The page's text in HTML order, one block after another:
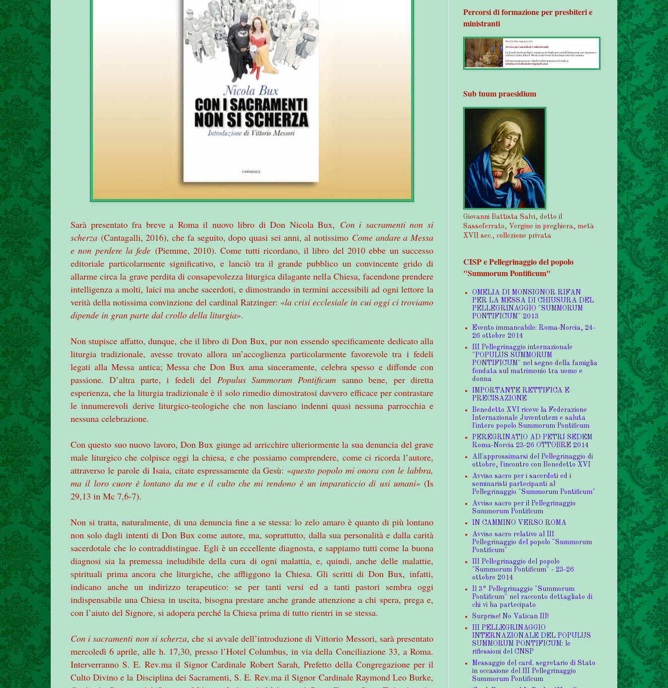
Sarà presentato fra breve a Roma il nuovo libro di Don Nicola Bux, Con i sacramenti non si
scherza (Cantagalli, 2016), che fa seguito, dopo quasi sei anni, al notissimo Come andare a Messa
e non perdere la fede (Piemme, 2010). Come tutti ricordano, il libro del 2010 ebbe un successo
editoriale particolarmente significativo, e lanciò tra il grande pubblico un convincente grido di
allarme circa la grave perdita di consapevolezza liturgica dilagante nella Chiesa, facendone prendere
intelligenza a molti, laici ma anche sacerdoti, e dimostrando in termini accessibili ad ogni lettore la
verità della notissima convinzione del cardinal Ratzinger: «la crisi ecclesiale in cui oggi ci troviamo
dipende in gran parte dal crollo della liturgia».
Non stupisce affatto, dunque, che il libro di Don Bux, pur non essendo specificamente dedicato alla
liturgia tradizionale, avesse trovato allora un’accoglienza particolarmente favorevole tra i fedeli
legati alla Messa antica; Messa che Don Bux ama sinceramente, celebra spesso e diffonde con
passione. D’altra parte, i fedeli del Populus Summorum Pontificum sanno bene, per diretta
esperienza, che la liturgia tradizionale è il solo rimedio dimostratosi davvero efficace per contrastare
le innumerevoli derive liturgico-teologiche che non lasciano indenni quasi nessuna parrocchia e
nessuna celebrazione.
Con questo suo nuovo lavoro, Don Bux giunge ad arricchire ulteriormente la sua denuncia del grave
male liturgico che colpisce oggi la chiesa, e che possiamo comprendere, come ci ricorda l’autore,
attraverso le parole di Isaia, citate espressamente da Gesù: «questo popolo mi onora con le labbra,
ma il loro cuore è lontano da me e il culto che mi rendono è un imparaticcio di usi umani» (Is
29,13 in Mc 7,6-7).
Non si tratta, naturalmente, di una denuncia fine a se stessa: lo zelo amaro è quanto di più lontano
non solo dagli intenti di Don Bux come autore, ma, soprattutto, dalla sua personalità e dalla carità
sacerdotale che lo contraddistingue. Egli è un eccellente diagnosta, e sappiamo tutti come la buona
diagnosi sia la premessa ineludibile della cura di ogni malattia, e, quindi, anche delle malattie,
spirituali prima ancora che liturgiche, che affliggono la Chiesa. Gli scritti di Don Bux, infatti,
indicano anche un indirizzo terapeutico: se per tanti versi ed a tanti pastori sembra oggi
indispensabile una Chiesa in uscita, bisogna prestare anche grande attenzione a chi spera, prega e,
con l’aiuto del Signore, si adopera perché la Chiesa prima di tutto rientri in se stessa.
Con i sacramenti non si scherza, che si avvale dell’introduzione di Vittorio Messori, sarà presentato
mercoledì 6 aprile, alle h. 17,30, presso l’Hotel Columbus, in via della Conciliazione 33, a Roma.
Interverranno S. E. Rev.ma il Signor Cardinale Robert Sarah, Prefetto della Congregazione per il
Culto Divino e la Disciplina dei Sacramenti, S. E. Rev.ma il Signor Cardinale Raymond Leo Burke,
Percorsi di formazione per presbiteri e
ministranti
Sub tuum praesidium
Giovanni Battista Salvi, detto il
Sassoferrato, Vergine in preghiera, metà
XVII sec., collezione privata
CISP e Pellegrinaggio del popolo
"Summorum Pontificum"
OMELIA DI MONSIGNOR RIFAN
PER LA MESSA DI CHIUSURA DEL
PELLEGRINAGGIO "SUMMORUM
PONTIFICUM" 2013
Evento immancabile: Roma-Norcia, 24-
26 ottobre 2014
III Pellegrinaggio internazionale
"POPULUS SUMMORUM
PONTIFICUM" nel segno della famiglia
fondata sul matrimonio tra uomo e
donna
IMPORTANTE RETTIFICA E
PRECISAZIONE
Benedetto XVI riceve la Federazione
Internazionale Juventutem e saluta
l'intero popolo Summorum Pontificum
PEREGRINATIO AD PETRI SEDEM
Roma-Norcia 23-26 OTTOBRE 2014
All'approssimarsi del Pellegrinaggio di
ottobre, l'incontro con Benedetto XVI
Avviso sacro per i sacerdoti ed i
seminaristi partecipanti al
Pellegrinaggio "Summorum Pontificum"
Avviso sacro per il Pellegrinaggio
Summorum Pontificum
IN CAMMINO VERSO ROMA
Avviso sacro relativo al III
Pellegrinaggio del popolo "Summorum
Pontificum"
III Pellegrinaggio del popolo
"Summorum Pontificum" - 23-26
ottobre 2014
Il 3° Pellegrinaggio "Summorum
Pontificum" nel racconto dettagliato di
chi vi ha partecipato
Surprise! No Vatican III!
III PELLEGRINAGGIO
INTERNAZIONALE DEL POPULUS
SUMMORUM PONTIFICUM: le
riflessioni del CNSP
Messaggio del card. segretario di Stato
in occasione del III Pellegrinaggio
Summorum Pontificum